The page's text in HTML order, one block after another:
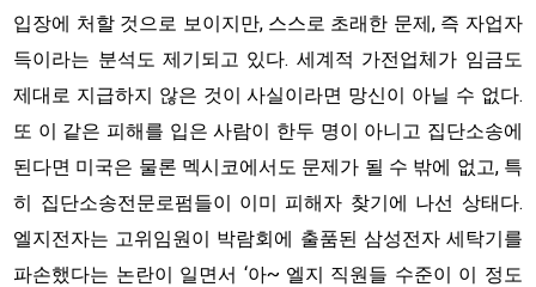
입장에 처할 것으로 보이지만, 스스로 초래한 문제, 즉 자업자
득이라는 분석도 제기되고 있다. 세계적 가전업체가 임금도
제대로 지급하지 않은 것이 사실이라면 망신이 아닐 수 없다.
또 이 같은 피해를 입은 사람이 한두 명이 아니고 집단소송에
된다면 미국은 물론 멕시코에서도 문제가 될 수 밖에 없고, 특
히 집단소송전문로펌들이 이미 피해자 찾기에 나선 상태다.
엘지전자는 고위임원이 박람회에 출품된 삼성전자 세탁기를
파손했다는 논란이 일면서 ‘아~ 엘지 직원들 수준이 이 정도